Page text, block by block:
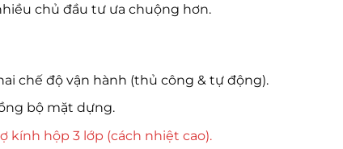
chủ đầu tư ưa chuộng hơn.
chế độ vận hành (thủ công & tự động).
bộ mặt dựng.
kính hộp 3 lớp (cách nhiệt cao).